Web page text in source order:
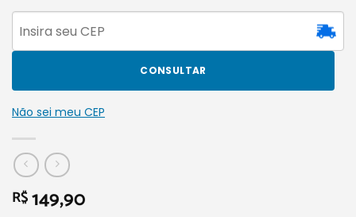
CONSULTAR
Não sei meu CEP
R$149,90